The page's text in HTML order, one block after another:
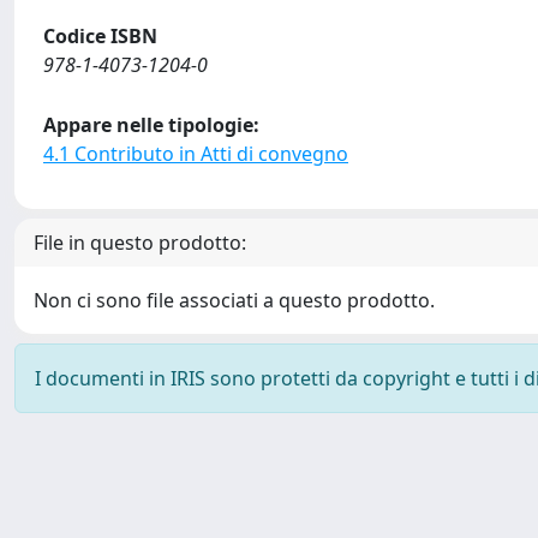
Codice ISBN
978-1-4073-1204-0
Appare nelle tipologie:
4.1 Contributo in Atti di convegno
File in questo prodotto:
Non ci sono file associati a questo prodotto.
I documenti in IRIS sono protetti da copyright e tutti i